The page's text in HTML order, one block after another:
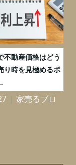
不動産価格はどう
り時を見極めるポ
家売るブロ